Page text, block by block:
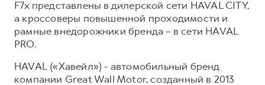
F7x представлены в дилерской сети HAVAL CITY,
а кроссоверы повышенной проходимости и
рамные внедорожники бренда – в сети HAVAL
PRO.
HAVAL («Хавейл») - автомобильный бренд
компании Great Wall Motor, созданный в 2013